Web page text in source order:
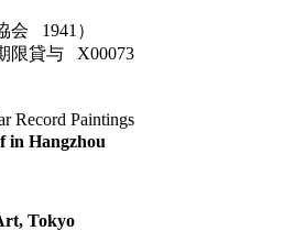
会 1941）
限貸与 X00073
Record Paintings
in Hangzhou
Tokyo